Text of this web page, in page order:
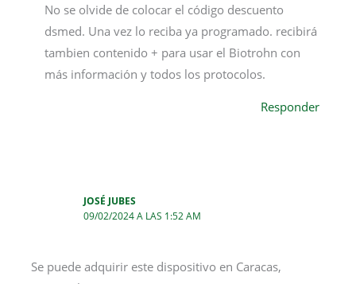
No se olvide de colocar el código descuento
dsmed. Una vez lo reciba ya programado. recibirá
tambien contenido + para usar el Biotrohn con
más información y todos los protocolos.
Responder
JOSÉ JUBES
09/02/2024 A LAS 1:52 AM
Se puede adquirir este dispositivo en Caracas,